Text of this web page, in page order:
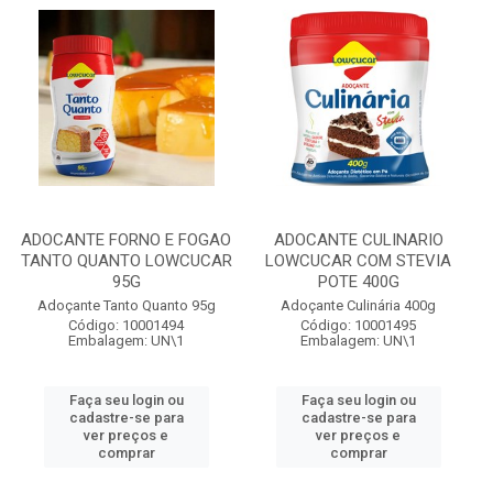
ADOCANTE FORNO E FOGAO
TANTO QUANTO LOWCUCAR
95G
Adoçante Tanto Quanto 95g
Código: 10001494
Embalagem: UN\1
Faça seu login ou
cadastre-se para
ver preços e
comprar
ADOCANTE CULINARIO
LOWCUCAR COM STEVIA
POTE 400G
Adoçante Culinária 400g
Código: 10001495
Embalagem: UN\1
Faça seu login ou
cadastre-se para
ver preços e
comprar